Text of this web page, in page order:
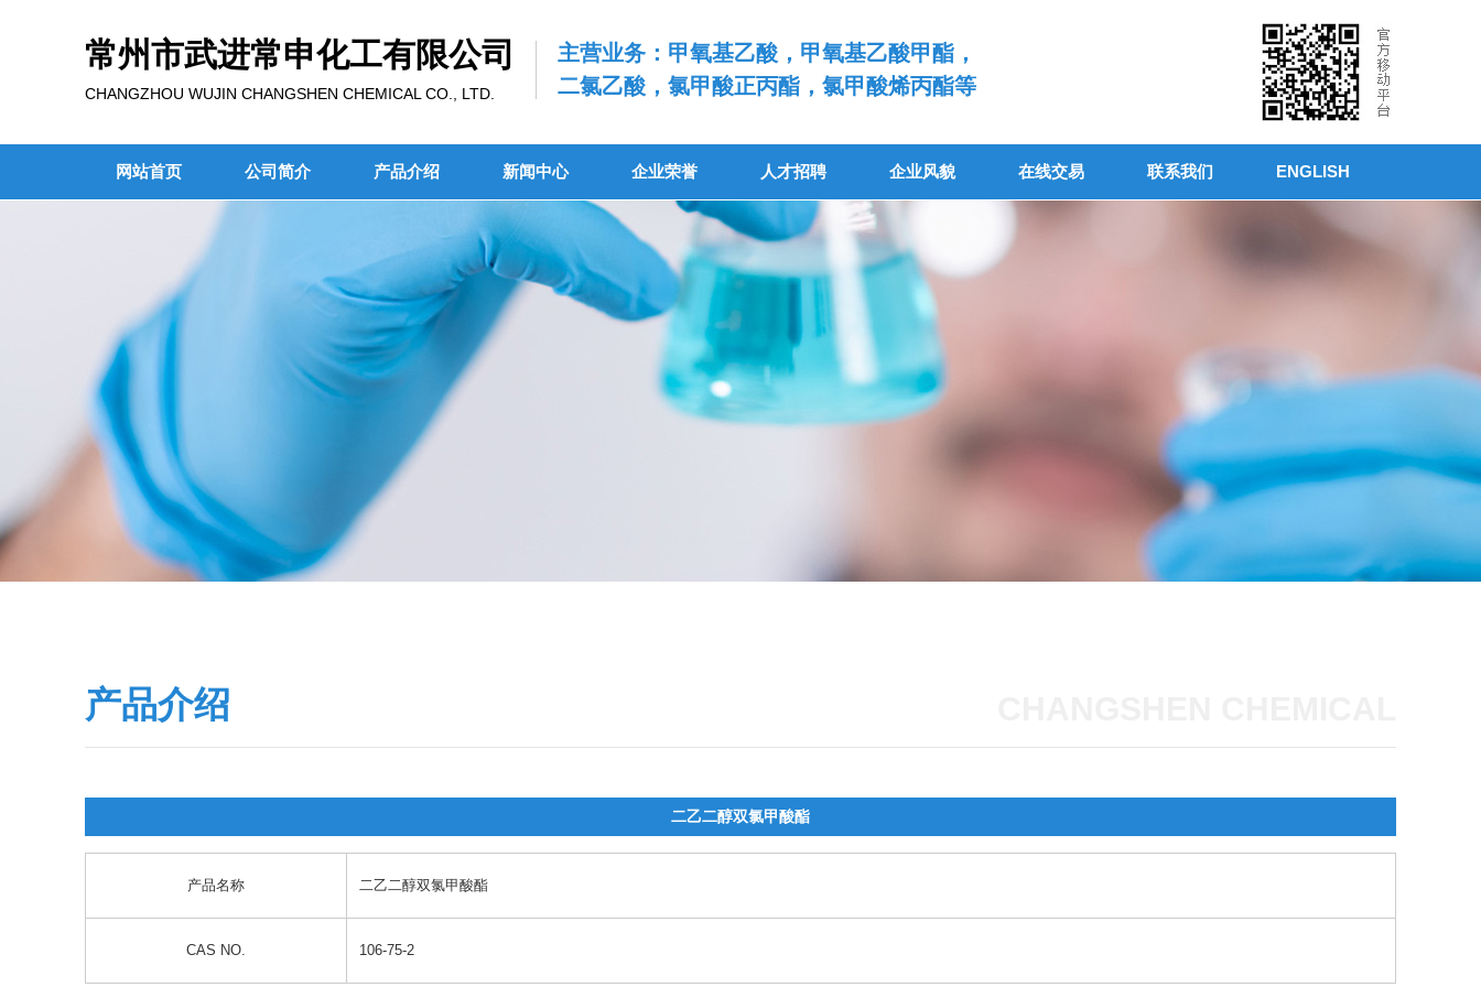
常州市武进常申化工有限公司
CHANGZHOU WUJIN CHANGSHEN CHEMICAL CO., LTD.
主营业务：甲氧基乙酸，甲氧基乙酸甲酯，
二氯乙酸，氯甲酸正丙酯，氯甲酸烯丙酯等
网站首页 公司简介 产品介绍 新闻中心 企业荣誉 人才招聘 企业风貌 在线交易 联系我们 ENGLISH
产品介绍
二乙二醇双氯甲酸酯
产品名称 二乙二醇双氯甲酸酯
CAS NO. 106-75-2